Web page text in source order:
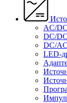
AC/
DC/
DC/
LED-